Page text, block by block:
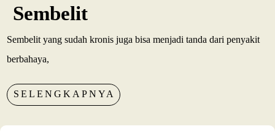
Sembelit
Sembelit yang sudah kronis juga bisa menjadi tanda dari penyakit
berbahaya,
SELENGKAPNYA